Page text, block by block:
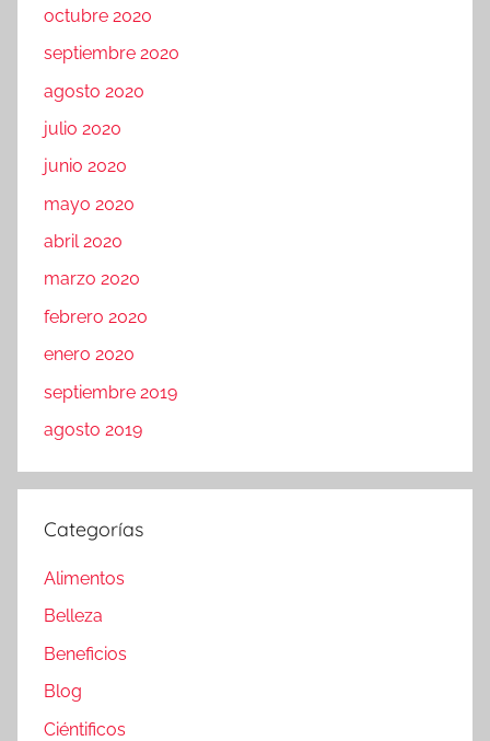
octubre 2020
septiembre 2020
agosto 2020
julio 2020
junio 2020
mayo 2020
abril 2020
marzo 2020
febrero 2020
enero 2020
septiembre 2019
agosto 2019
Categorías
Alimentos
Belleza
Beneficios
Blog
Ciéntificos